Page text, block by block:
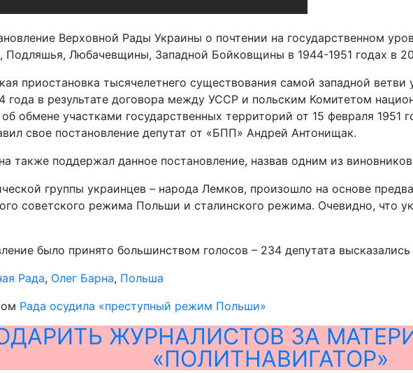
Верховной Рады Украины о почтении на государственном
Любачевщины, Западной Бойковщины в 1944-1951 годах в
приостановка тысячелетнего существования самой западной
года в результате договора между УССР и польским Комитетом
обмене участками государственных территорий от 15 февраля 1951
свое постановление депутат от «БПП» Андрей Антонищак.
также поддержал данное постановление, назвав одним из
группы украинцев – народа Лемков, произошло на основе
советского режима Польши и сталинского режима. Очевидно, что
было принято большинством голосов – 234 депутата высказались
Рада, Олег Барна, Польша
Рада осудила «преступный режим Польши»
ЖУРНАЛИСТОВ ЗА
«ПОЛИТНАВИГАТОР»